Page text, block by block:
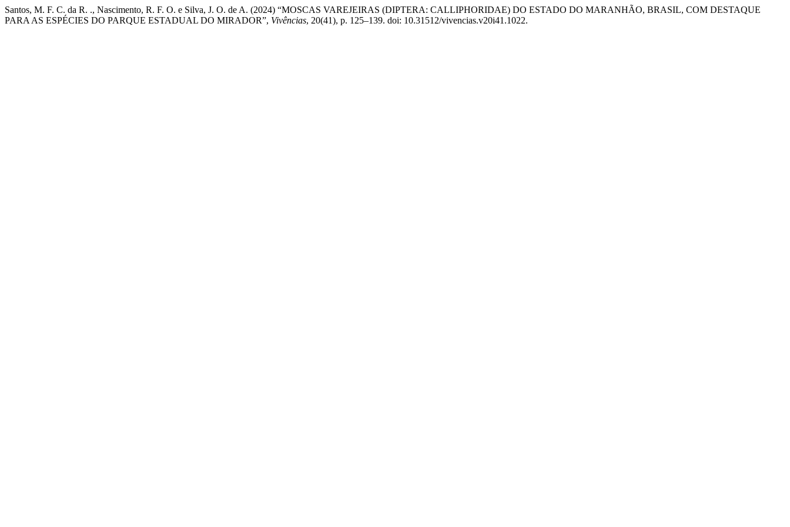
Santos, M. F. C. da R. ., Nascimento, R. F. O. e Silva, J. O. de A. (2024) “MOSCAS VAREJEIRAS (DIPTERA: CALLIPHORIDAE) DO ESTADO DO MARANHÃO, BRASIL, COM DESTAQUE
PARA AS ESPÉCIES DO PARQUE ESTADUAL DO MIRADOR”, Vivências, 20(41), p. 125–139. doi: 10.31512/vivencias.v20i41.1022.